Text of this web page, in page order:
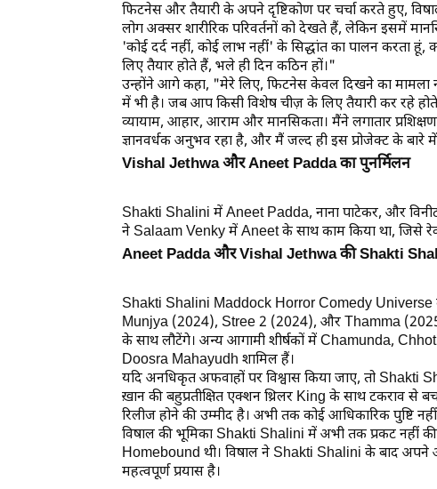
फिटनेस और तैयारी के अपने दृष्टिकोण पर चर्चा करते हुए,
लोग अक्सर शारीरिक परिवर्तनों को देखते हैं, लेकिन इसमें
'कोई दर्द नहीं, कोई लाभ नहीं' के सिद्धांत का पालन करता
लिए तैयार होते हैं, भले ही दिन कठिन हों।"
उन्होंने आगे कहा, "मेरे लिए, फिटनेस केवल दिखने का मामला
में भी है। जब आप किसी विशेष चीज़ के लिए तैयारी कर रहे
व्यायाम, आहार, आराम और मानसिकता। मैंने लगातार
ज्ञानवर्धक अनुभव रहा है, और मैं जल्द ही इस प्रोजेक्ट के
Vishal Jethwa और Aneet Padda का पुनर्मिलन
Shakti Shalini मेंAneet Padda, नाना पाटेकर, और
ने Salaam Venkyमें Aneet के साथ काम किया था, जिसे
Aneet Padda और Vishal Jethwa की Shakti
Shakti Shalini Maddock Horror Comedy Universe
Munjya (2024), Stree 2 (2024), औरThamma
के साथ लौटेंगे। अन्य आगामी शीर्षकों मेंChamunda,
Doosra Mahayudh शामिल हैं।
यदि अनधिकृत अफवाहों पर विश्वास किया जाए, तो Shakti
ख़ान की बहुप्रतीक्षित एक्शन थ्रिलर King के साथ टकराव से
रिलीज होने की उम्मीद है। अभी तक कोई आधिकारिक पुष्टि
विषालकी भूमिका Shakti Shalini में अभी तक प्रकट नहीं
Homebound थी। विषाल ने Shakti Shalini के बाद अपने
महत्वपूर्ण प्रयास है।